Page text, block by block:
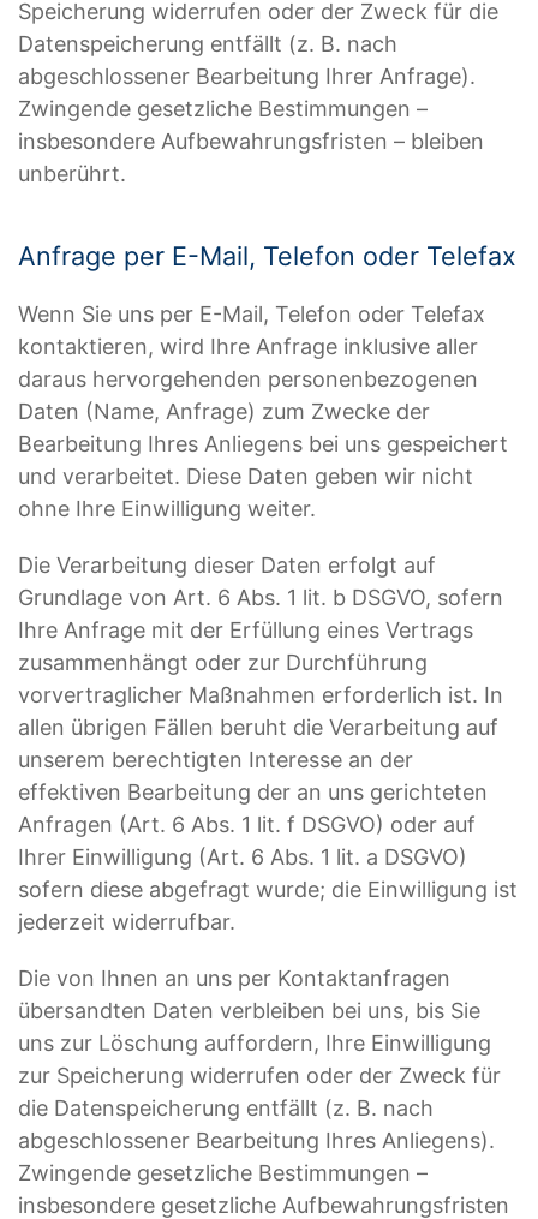
Speicherung widerrufen oder der Zweck für die
Datenspeicherung entfällt (z. B. nach
abgeschlossener Bearbeitung Ihrer Anfrage).
Zwingende gesetzliche Bestimmungen –
insbesondere Aufbewahrungsfristen – bleiben
unberührt.
Anfrage per E-Mail, Telefon oder Telefax
Wenn Sie uns per E-Mail, Telefon oder Telefax
kontaktieren, wird Ihre Anfrage inklusive aller
daraus hervorgehenden personenbezogenen
Daten (Name, Anfrage) zum Zwecke der
Bearbeitung Ihres Anliegens bei uns gespeichert
und verarbeitet. Diese Daten geben wir nicht
ohne Ihre Einwilligung weiter.
Die Verarbeitung dieser Daten erfolgt auf
Grundlage von Art. 6 Abs. 1 lit. b DSGVO, sofern
Ihre Anfrage mit der Erfüllung eines Vertrags
zusammenhängt oder zur Durchführung
vorvertraglicher Maßnahmen erforderlich ist. In
allen übrigen Fällen beruht die Verarbeitung auf
unserem berechtigten Interesse an der
effektiven Bearbeitung der an uns gerichteten
Anfragen (Art. 6 Abs. 1 lit. f DSGVO) oder auf
Ihrer Einwilligung (Art. 6 Abs. 1 lit. a DSGVO)
sofern diese abgefragt wurde; die Einwilligung ist
jederzeit widerrufbar.
Die von Ihnen an uns per Kontaktanfragen
übersandten Daten verbleiben bei uns, bis Sie
uns zur Löschung auffordern, Ihre Einwilligung
zur Speicherung widerrufen oder der Zweck für
die Datenspeicherung entfällt (z. B. nach
abgeschlossener Bearbeitung Ihres Anliegens).
Zwingende gesetzliche Bestimmungen –
insbesondere gesetzliche Aufbewahrungsfristen